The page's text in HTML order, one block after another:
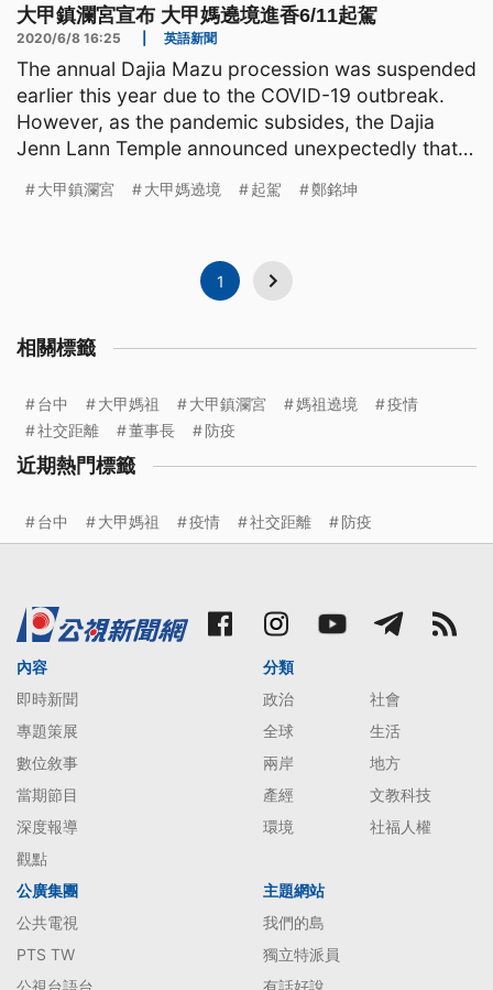
大甲鎮瀾宮宣布 大甲媽遶境進香6/11起駕
2020/6/8 16:25 英語新聞
The annual Dajia Mazu procession was suspended
earlier this year due to the COVID-19 outbreak.
However, as the pandemic subsides, the Dajia
Jenn Lann Temple announced unexpectedly that
大甲鎮瀾宮 大甲媽遶境 起駕 鄭銘坤
1
相關標籤
台中 大甲媽祖 大甲鎮瀾宮 媽祖遶境
疫情
社交距離
董事長 防疫
近期熱門標籤
台中 大甲媽祖 疫情 社交距離 防疫
內容
即時新聞
專題策展
數位敘事
當期節目
深度報導
觀點
分類
政治
社會
全球
生活
兩岸
地方
產經
文教科技
環境
社福人權
公廣集團
公共電視
PTS TW
主題網站
我們的島
獨立特派員